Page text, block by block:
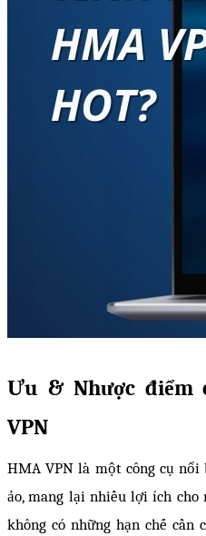
Ưu & Nhược điểm
VPN
HMA VPN là một công cụ
ảo, mang lại nhiều lợi ích cho
không có những hạn chế cần